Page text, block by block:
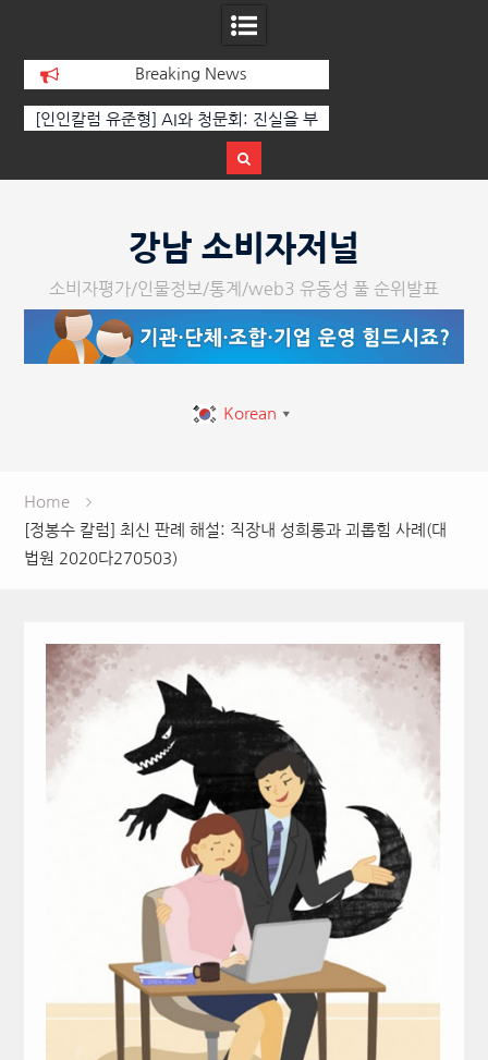
Breaking News
‘K-AI 아트 거장’ 장인보 감독, Ai 기술에
페스티벌’ 성황리에 막 내려
강남 소비자저널
소비자평가/인물정보/통계/web3 유동성 풀 순위발표
Korean ▼
Home
[정봉수 칼럼] 최신 판례 해설: 직장내 성희롱과 괴롭힘 사례(대
법원 2020다270503)